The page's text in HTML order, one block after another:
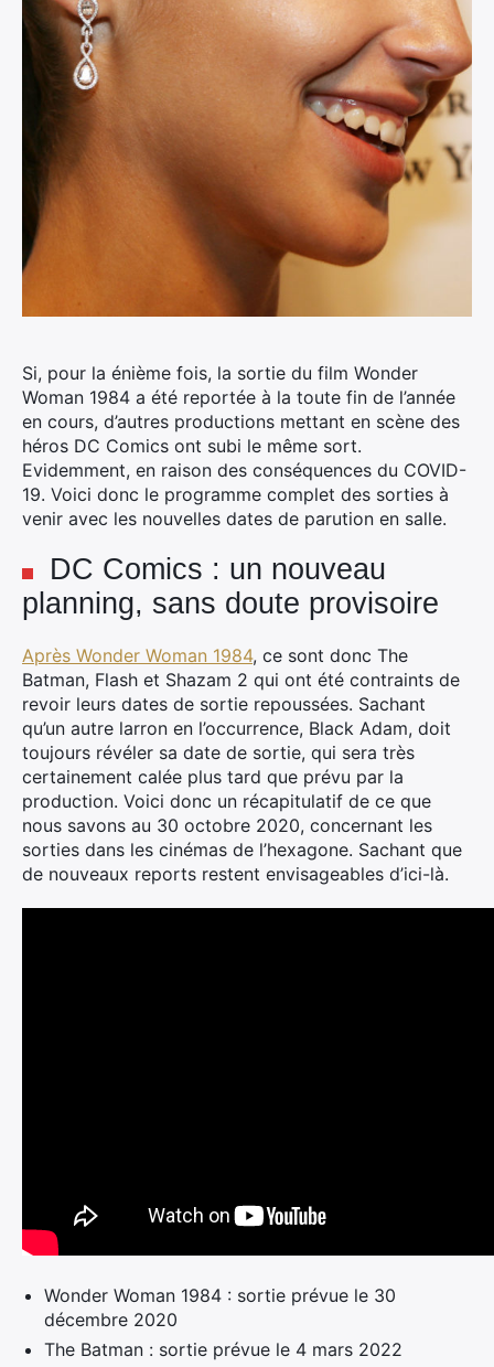
Si, pour la énième fois, la sortie du film Wonder
Woman 1984 a été reportée à la toute fin de l’année
en cours, d’autres productions mettant en scène des
héros DC Comics ont subi le même sort.
Evidemment, en raison des conséquences du COVID-
19. Voici donc le programme complet des sorties à
venir avec les nouvelles dates de parution en salle.
DC Comics : un nouveau
planning, sans doute provisoire
Après Wonder Woman 1984, ce sont donc The
Batman, Flash et Shazam 2 qui ont été contraints de
revoir leurs dates de sortie repoussées. Sachant
qu’un autre larron en l’occurrence, Black Adam, doit
toujours révéler sa date de sortie, qui sera très
certainement calée plus tard que prévu par la
production. Voici donc un récapitulatif de ce que
nous savons au 30 octobre 2020, concernant les
sorties dans les cinémas de l’hexagone. Sachant que
de nouveaux reports restent envisageables d’ici-là.
Wonder Woman 1984 : sortie prévue le 30
décembre 2020
The Batman : sortie prévue le 4 mars 2022